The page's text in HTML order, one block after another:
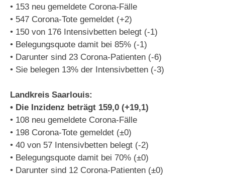
• 153 neu gemeldete Corona-Fälle
• 547 Corona-Tote gemeldet (+2)
• 150 von 176 Intensivbetten belegt (-1)
• Belegungsquote damit bei 85% (-1)
• Darunter sind 23 Corona-Patienten (-6)
• Sie belegen 13% der Intensivbetten (-3)
Landkreis Saarlouis:
• Die Inzidenz beträgt 159,0 (+19,1)
• 108 neu gemeldete Corona-Fälle
• 198 Corona-Tote gemeldet (±0)
• 40 von 57 Intensivbetten belegt (-2)
• Belegungsquote damit bei 70% (±0)
• Darunter sind 12 Corona-Patienten (±0)